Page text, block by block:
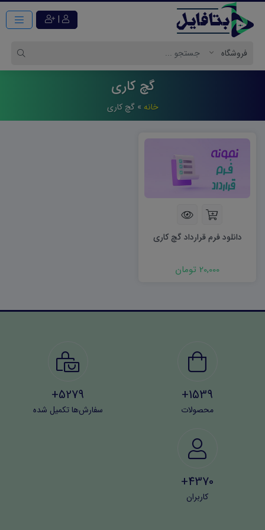
|
گچ کاری
خانه »گچ کاری
دانلود فرم قرارداد گچ کاری
20,000 تومان
1539+
محصولات
5279+
سفارش‌ها تکمیل شده
4370+
کاربران